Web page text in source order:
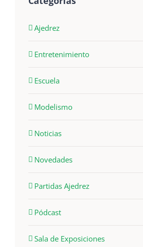
Ajedrez
Entretenimiento
Escuela
Modelismo
Noticias
Novedades
Partidas Ajedrez
Pódcast
Sala de Exposiciones